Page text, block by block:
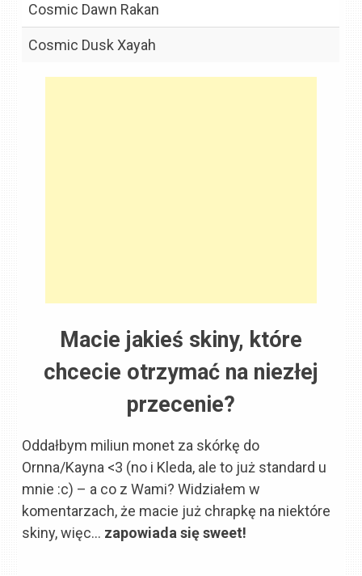
Cosmic Dawn Rakan
Cosmic Dusk Xayah
Macie jakieś skiny, które
chcecie otrzymać na niezłej
przecenie?
Oddałbym miliun monet za skórkę do
Ornna/Kayna <3 (no i Kleda, ale to już standard u
mnie :c) – a co z Wami? Widziałem w
komentarzach, że macie już chrapkę na niektóre
skiny, więc… zapowiada się sweet!